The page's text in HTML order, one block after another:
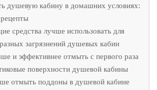
душевую кабину в домашних условиях:
средства лучше использовать для
загрязнений душевых кабин
и эффективнее отмыть с первого раза
поверхности душевой кабины
отмыть поддоны в душевой кабине